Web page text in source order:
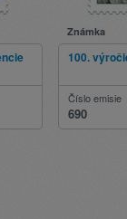
Známka
100.
Číslo emisie
690